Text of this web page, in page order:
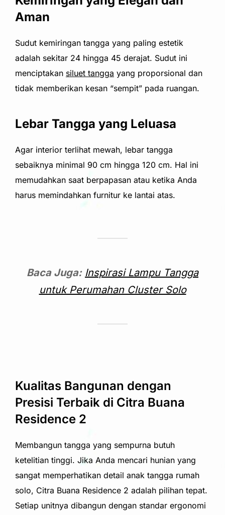
Aman
Sudut kemiringan tangga yang paling estetik
adalah sekitar 24 hingga 45 derajat. Sudut ini
menciptakan siluet tangga yang proporsional dan
tidak memberikan kesan “sempit” pada ruangan.
Lebar Tangga yang Leluasa
Agar interior terlihat mewah, lebar tangga
sebaiknya minimal 90 cm hingga 120 cm. Hal ini
memudahkan saat berpapasan atau ketika Anda
harus memindahkan furnitur ke lantai atas.
Baca Juga: Inspirasi Lampu Tangga
untuk Perumahan Cluster Solo
Kualitas Bangunan dengan
Presisi Terbaik di Citra Buana
Residence 2
Membangun tangga yang sempurna butuh
ketelitian tinggi. Jika Anda mencari hunian yang
sangat memperhatikan detail anak tangga rumah
solo, Citra Buana Residence 2 adalah pilihan tepat.
Setiap unitnya dibangun dengan standar ergonomi